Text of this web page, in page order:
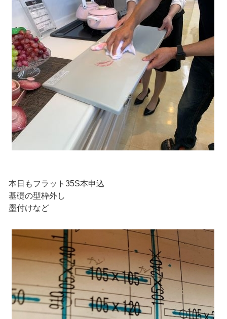
本日もフラット35S本申込
基礎の型枠外し
墨付けなど